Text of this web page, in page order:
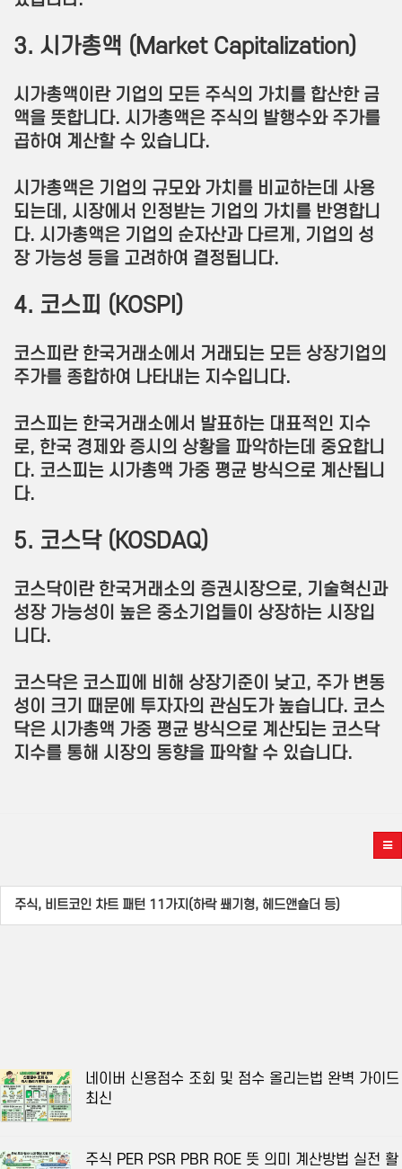
3. 시가총액 (Market Capitalization)
시가총액이란 기업의 모든 주식의 가치를 합산한 금
액을 뜻합니다. 시가총액은 주식의 발행수와 주가를
곱하여 계산할 수 있습니다.
시가총액은 기업의 규모와 가치를 비교하는데 사용
되는데, 시장에서 인정받는 기업의 가치를 반영합니
다. 시가총액은 기업의 순자산과 다르게, 기업의 성
장 가능성 등을 고려하여 결정됩니다.
4. 코스피 (KOSPI)
코스피란 한국거래소에서 거래되는 모든 상장기업의
주가를 종합하여 나타내는 지수입니다.
코스피는 한국거래소에서 발표하는 대표적인 지수
로, 한국 경제와 증시의 상황을 파악하는데 중요합니
다. 코스피는 시가총액 가중 평균 방식으로 계산됩니
다.
5. 코스닥 (KOSDAQ)
코스닥이란 한국거래소의 증권시장으로, 기술혁신과
성장 가능성이 높은 중소기업들이 상장하는 시장입
니다.
코스닥은 코스피에 비해 상장기준이 낮고, 주가 변동
성이 크기 때문에 투자자의 관심도가 높습니다. 코스
닥은 시가총액 가중 평균 방식으로 계산되는 코스닥
지수를 통해 시장의 동향을 파악할 수 있습니다.
주식, 비트코인 차트 패턴 11가지(하락 쐐기형, 헤드앤숄더 등)
네이버 신용점수 조회 및 점수 올리는법 완벽 가이드
최신
주식 PER PSR PBR ROE 뜻 의미 계산방법 실전 활